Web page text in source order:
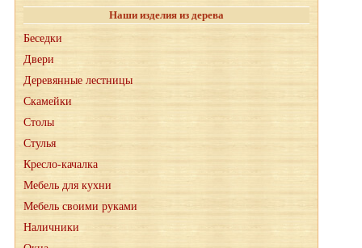
Наши изделия из дерева
Беседки
Двери
Деревянные лестницы
Скамейки
Столы
Стулья
Кресло-качалка
Мебель для кухни
Мебель своими руками
Наличники